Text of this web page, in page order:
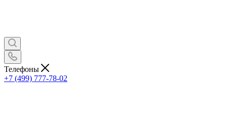
Телефоны
+7 (499) 777-78-02